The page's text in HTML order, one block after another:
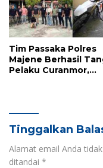
Tim Passaka Polres
Majene Berhasil
Pelaku Curanmor,
Tinggalkan
Alamat email Anda
ditandai *